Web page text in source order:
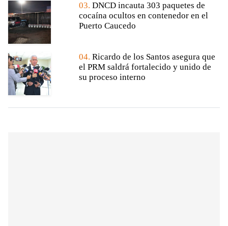
03. DNCD incauta 303 paquetes de
cocaína ocultos en contenedor en el
Puerto Caucedo
04. Ricardo de los Santos asegura que
el PRM saldrá fortalecido y unido de
su proceso interno